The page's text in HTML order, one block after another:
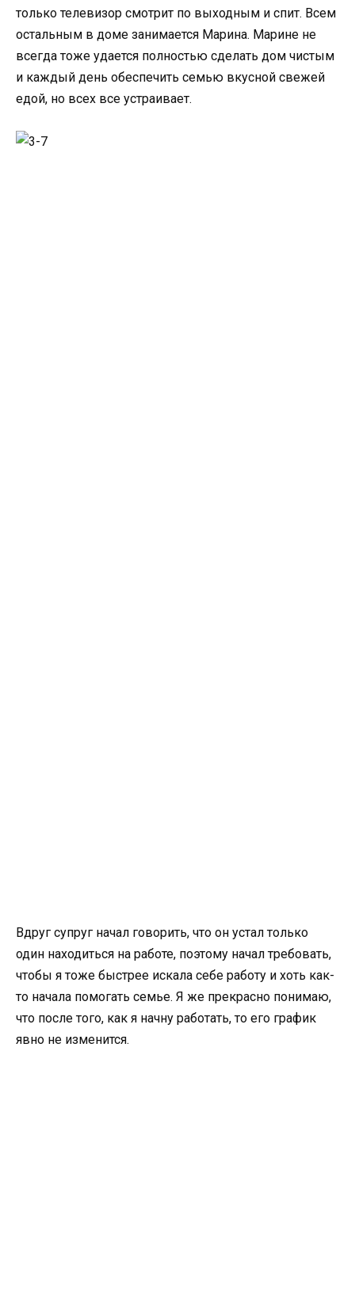
только телевизор смотрит по выходным и спит. Всем
остальным в доме занимается Марина. Марине не
всегда тоже удается полностью сделать дом чистым
и каждый день обеспечить семью вкусной свежей
едой, но всех все устраивает.
Вдруг супруг начал говорить, что он устал только
один находиться на работе, поэтому начал требовать,
чтобы я тоже быстрее искала себе работу и хоть как-
то начала помогать семье. Я же прекрасно понимаю,
что после того, как я начну работать, то его график
явно не изменится.